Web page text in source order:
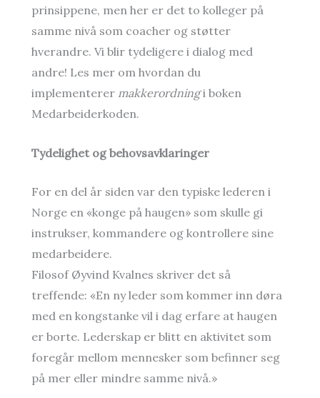
prinsippene, men her er det to kolleger på
samme nivå som coacher og støtter
hverandre. Vi blir tydeligere i dialog med
andre! Les mer om hvordan du
implementerer makkerordningi boken
Medarbeiderkoden.
Tydelighet og behovsavklaringer
For en del år siden var den typiske lederen i
Norge en «konge på haugen» som skulle gi
instrukser, kommandere og kontrollere sine
medarbeidere.
Filosof Øyvind Kvalnes skriver det så
treffende: «En ny leder som kommer inn døra
med en kongstanke vil i dag erfare at haugen
er borte. Lederskap er blitt en aktivitet som
foregår mellom mennesker som befinner seg
på mer eller mindre samme nivå.»